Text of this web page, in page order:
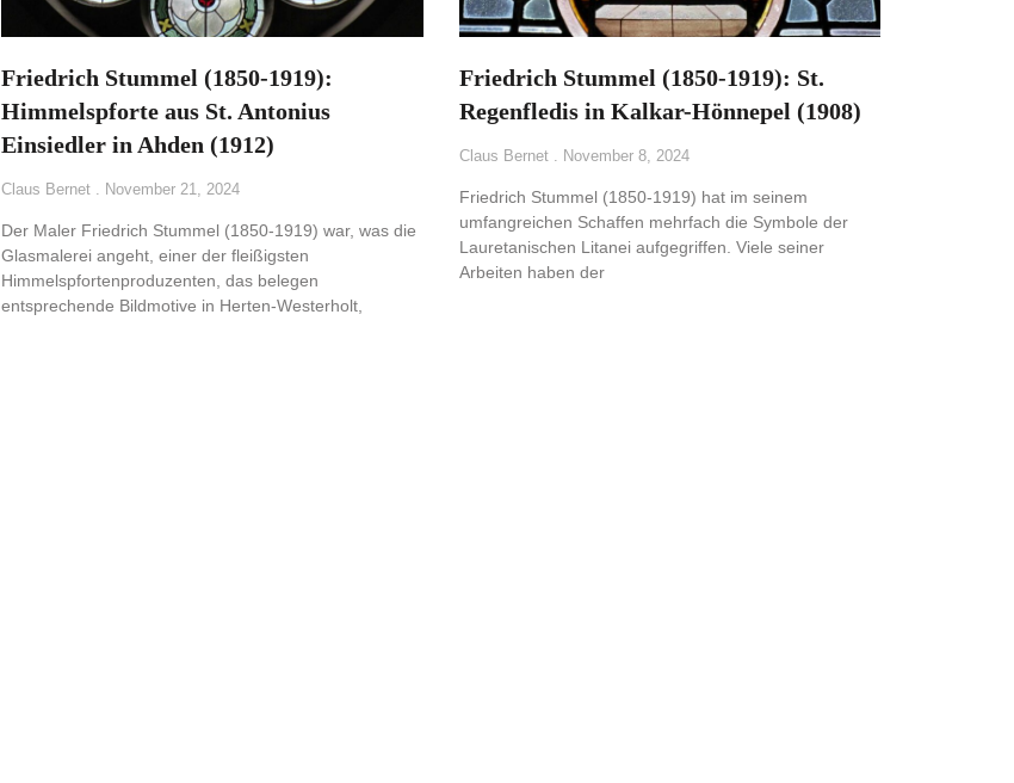
Friedrich Stummel (1850-1919):
Himmelspforte aus St. Antonius
Einsiedler in Ahden (1912)
Claus Bernet November 21, 2024
Der Maler Friedrich Stummel (1850-1919) war, was die
Glasmalerei angeht, einer der fleißigsten
Himmelspfortenproduzenten, das belegen
entsprechende Bildmotive in Herten-Westerholt,
Friedrich Stummel (1850-1919): St.
Regenfledis in Kalkar-Hönnepel (1908)
Claus Bernet November 8, 2024
Friedrich Stummel (1850-1919) hat im seinem
umfangreichen Schaffen mehrfach die Symbole der
Lauretanischen Litanei aufgegriffen. Viele seiner
Arbeiten haben der